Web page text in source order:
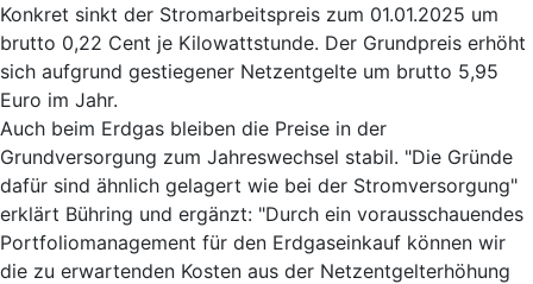
Konkret sinkt der Stromarbeitspreis zum 01.01.2025 um
brutto 0,22 Cent je Kilowattstunde. Der Grundpreis erhöht
sich aufgrund gestiegener Netzentgelte um brutto 5,95
Euro im Jahr.
Auch beim Erdgas bleiben die Preise in der
Grundversorgung zum Jahreswechsel stabil. "Die Gründe
dafür sind ähnlich gelagert wie bei der Stromversorgung"
erklärt Bühring und ergänzt: "Durch ein vorausschauendes
Portfoliomanagement für den Erdgaseinkauf können wir
die zu erwartenden Kosten aus der Netzentgelterhöhung